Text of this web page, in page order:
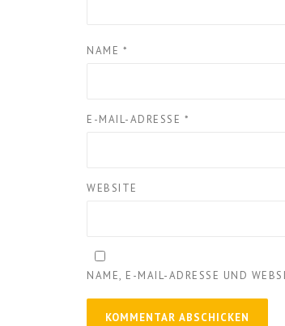
NAME *
E-MAIL-ADRESSE *
WEBSITE
NAME, E-MAIL-ADRESSE UND